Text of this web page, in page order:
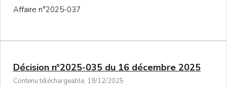
Affaire n°2025-037
Décision n°2025-035 du 16 décembre 2025
Contenu téléchargeable, 19/12/2025